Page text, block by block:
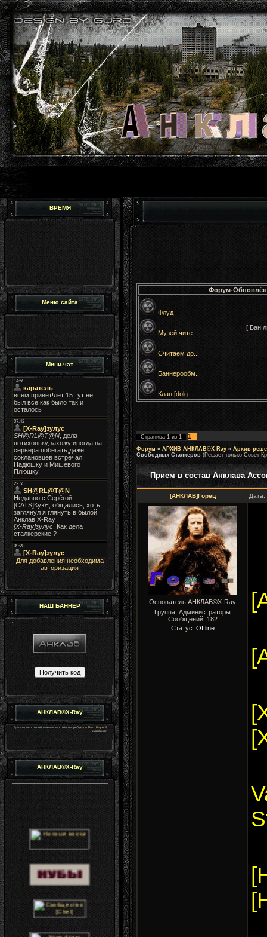
ВРЕМЯ
Меню сайта
Мини-чат
Для добавления необходима
авторизация
НАШ БАННЕР
АНКЛАВ©X-Ray
Для красивого отображения этого блока требуетсяFlash Player 9
или выше.
АНКЛАВ©X-Ray
Форум-
Флуд
Музей чите...
[ Бан
Считаем до...
Баннерообм...
Клан [dolg...
Страница 1 из 1 1
Форум » АРХИВ АНКЛАВ©X-Ray » Архив
Свободных Сталкеров (Решает только Совет
Прием в состав Анклава
[АНКЛАВ]Горец
Основатель АНКЛАВ©X-Ray
Группа: Администраторы
Сообщений: 182
Статус: Offline